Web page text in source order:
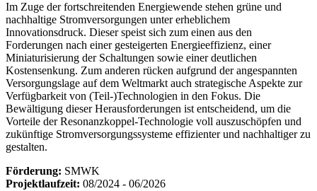
Im Zuge der fortschreitenden Energiewende stehen grüne und
nachhaltige Stromversorgungen unter erheblichem
Innovationsdruck. Dieser speist sich zum einen aus den
Forderungen nach einer gesteigerten Energieeffizienz, einer
Miniaturisierung der Schaltungen sowie einer deutlichen
Kostensenkung. Zum anderen rücken aufgrund der angespannten
Versorgungslage auf dem Weltmarkt auch strategische Aspekte zur
Verfügbarkeit von (Teil-)Technologien in den Fokus. Die
Bewältigung dieser Herausforderungen ist entscheidend, um die
Vorteile der Resonanzkoppel-Technologie voll auszuschöpfen und
zukünftige Stromversorgungssysteme effizienter und nachhaltiger zu
gestalten.
Förderung: SMWK
Projektlaufzeit: 08/2024 - 06/2026